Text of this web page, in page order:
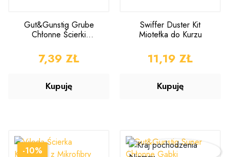
Gut&Gunstig Grube
Chłonne Ścierki
CENA
7,39 ZŁ
Kupuję
Swiffer Duster Kit
Miotełka do Kurzu
CENA
11,19 ZŁ
Kupuję
-10%